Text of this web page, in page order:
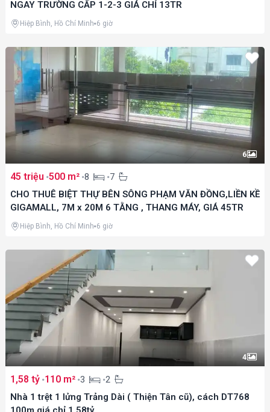
NGAY TRƯỜNG CẤP 1-2-3 GIÁ CHỈ 13TR
Hiệp Bình, Hồ Chí Minh 6 giờ
6
45 triệu 500 m² 8
7
CHO THUÊ BIỆT THỰ BÊN SÔNG PHẠM VĂN ĐỒNG,LIỀN KỀ
GIGAMALL, 7M x 20M 6 TẰNG , THANG MÁY, GIÁ 45TR
Hiệp Bình, Hồ Chí Minh 6 giờ
4
1,58 tỷ 110 m² 3
2
Nhà 1 trệt 1 lửng Trảng Dài ( Thiện Tân cũ), cách DT768